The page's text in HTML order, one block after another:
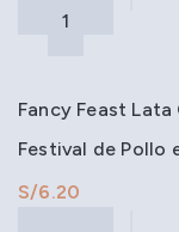
Fancy Feast
Festival de Pollo
S/